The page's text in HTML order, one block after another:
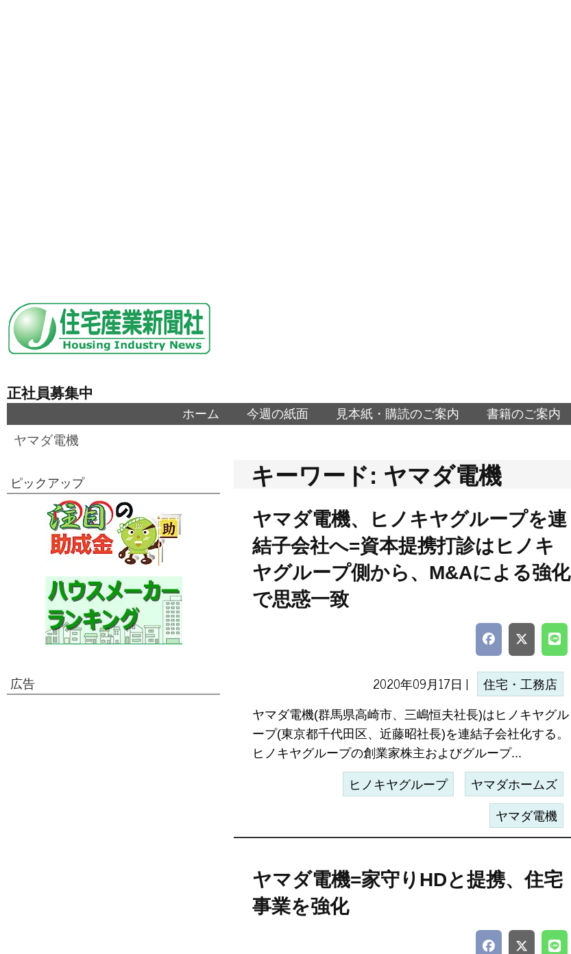
正社員募集中
ホーム 今週の紙面 見本紙・購読のご案内 書籍のご案内
ヤマダ電機
キーワード: ヤマダ電機
ヤマダ電機、ヒノキヤグループを連
結子会社へ=資本提携打診はヒノキ
ヤグループ側から、M&Aによる強化
で思惑一致
2020年09月17日 | 住宅・工務店
ヤマダ電機(群馬県高崎市、三嶋恒夫社長)はヒノキヤグル
ープ(東京都千代田区、近藤昭社長)を連結子会社化する。
ヒノキヤグループの創業家株主およびグループ...
ヒノキヤグループ ヤマダホームズ
ヤマダ電機
ヤマダ電機=家守りHDと提携、住宅
事業を強化
ピックアップ
広告